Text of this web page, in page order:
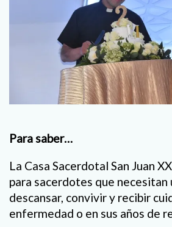
Para saber…
La Casa Sacerdotal San Juan
para sacerdotes que necesitan
descansar, convivir y recibir
enfermedad o en sus años de